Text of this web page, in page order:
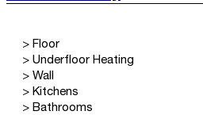
> Floor
> Underfloor Heating
> Wall
> Kitchens
> Bathrooms